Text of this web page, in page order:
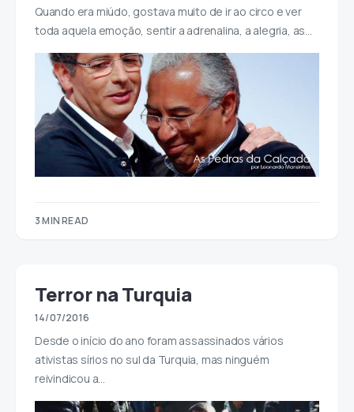
Quando era miúdo, gostava muito de ir ao circo e ver
toda aquela emoção, sentir a adrenalina, a alegria, as…
3 MIN READ
Terror na Turquia
14/07/2016
Desde o início do ano foram assassinados vários
ativistas sírios no sul da Turquia, mas ninguém
reivindicou a…